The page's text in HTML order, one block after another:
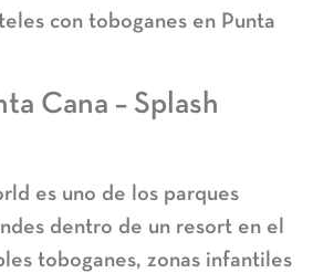
con toboganes en Punta
Cana – Splash
es uno de los parques
dentro de un resort en el
toboganes, zonas infantiles